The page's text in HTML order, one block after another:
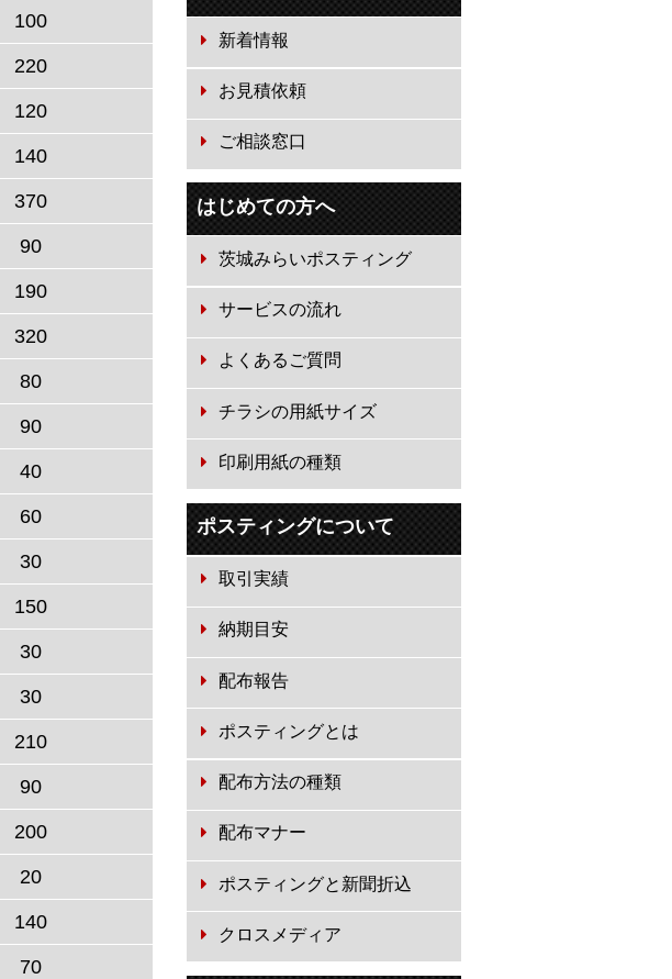
100
220
120
140
370
90
190
320
80
90
40
60
30
150
30
30
210
90
200
20
140
70
新着情報
お見積依頼
ご相談窓口
はじめての方へ
茨城みらいポスティング
サービスの流れ
よくあるご質問
チラシの用紙サイズ
印刷用紙の種類
ポスティングについて
取引実績
納期目安
配布報告
ポスティングとは
配布方法の種類
配布マナー
ポスティングと新聞折込
クロスメディア